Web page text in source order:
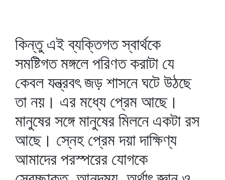
কিন্তু এই ব্যক্তিগত স্বার্থকে
সমষ্টিগত মঙ্গলে পরিণত করাটা যে
কেবল যন্ত্রবৎ জড় শাসনে ঘটে উঠছে
তা নয়। এর মধ্যে প্রেম আছে।
মানুষের সঙ্গে মানুষের মিলনে একটা রস
আছে। স্নেহ প্রেম দয়া দাক্ষিণ্য
আমাদের পরস্পরের যোগকে